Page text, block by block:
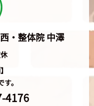
・整体院 中澤
。
4176